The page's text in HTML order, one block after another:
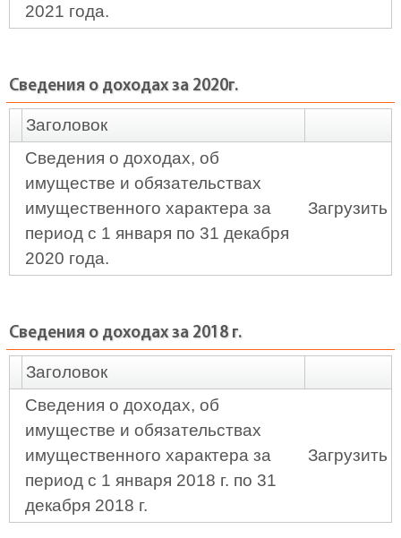
2021 года.
Сведения о доходах за 2020г.
Заголовок
Сведения о доходах, об
имуществе и обязательствах
имущественного характера за
период с 1 января по 31 декабря
2020 года.
Загрузить
Сведения о доходах за 2018 г.
Заголовок
Сведения о доходах, об
имуществе и обязательствах
имущественного характера за
период с 1 января 2018 г. по 31
декабря 2018 г.
Загрузить